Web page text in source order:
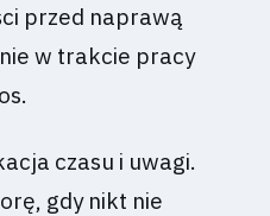
przed naprawą
w trakcie pracy
czasu i uwagi.
gdy nikt nie